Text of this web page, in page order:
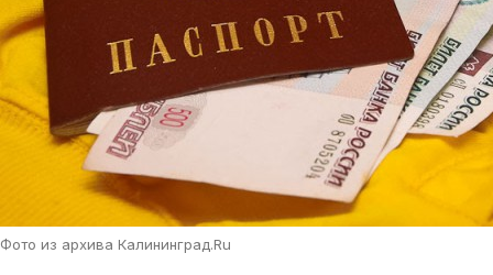
Фото из архива Калининград.Ru